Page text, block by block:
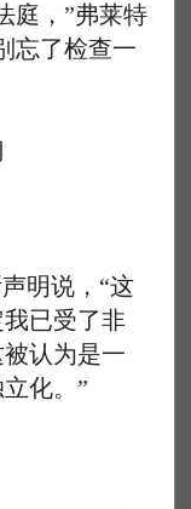
，”弗莱特
忘了检查一
明说，“这
已受了非
认为是一
化。”